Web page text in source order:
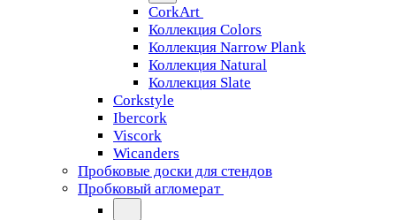
CorkArt
Коллекция Colors
Коллекция Narrow Plank
Коллекция Natural
Коллекция Slate
Corkstyle
Ibercork
Viscork
Wicanders
Пробковые доски для стендов
Пробковый агломерат